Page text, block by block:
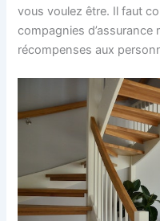
vous voulez être. Il faut
compagnies
récompenses aux